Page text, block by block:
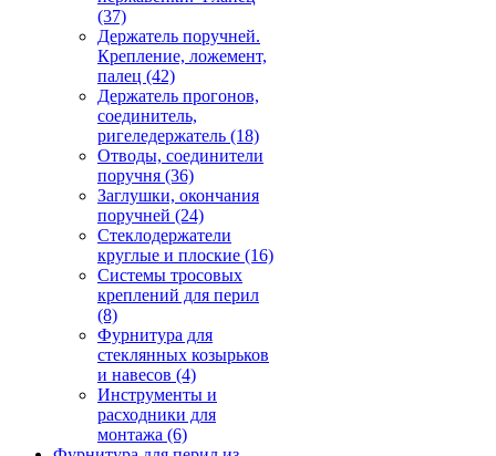
(37)
Держатель поручней.
Крепление, ложемент,
палец (42)
Держатель прогонов,
соединитель,
ригеледержатель (18)
Отводы, соединители
поручня (36)
Заглушки, окончания
поручней (24)
Стеклодержатели
круглые и плоские (16)
Системы тросовых
креплений для перил
(8)
Фурнитура для
стеклянных козырьков
и навесов (4)
Инструменты и
расходники для
монтажа (6)